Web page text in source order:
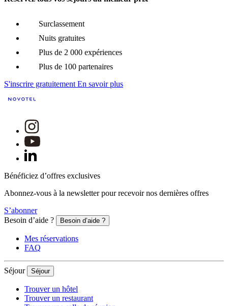
Surclassement
Nuits gratuites
Plus de 2 000 expériences
Plus de 100 partenaires
S'inscrire gratuitement En savoir plus
Bénéficiez d’offres exclusives
Abonnez-vous à la newsletter pour recevoir nos dernières offres
S’abonner
Besoin d’aide ?
Besoin d’aide ?
Mes réservations
FAQ
Séjour Séjour
Trouver un hôtel
Trouver un restaurant